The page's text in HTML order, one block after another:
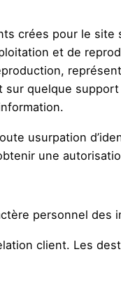
crées pour le site
et de
quelque
usurpation
une
personnel des
client. Les